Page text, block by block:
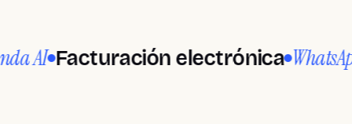
Tratamientos, cabinas y paquetes
Creatividad en cada diseño
Facturación electrónica WhatsApp